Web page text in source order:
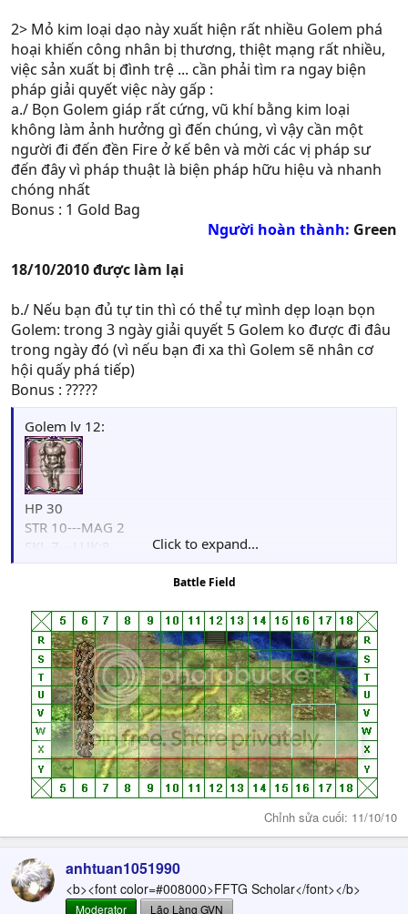
2> Mỏ kim loại dạo này xuất hiện rất nhiều Golem phá
hoại khiến công nhân bị thương, thiệt mạng rất nhiều,
việc sản xuất bị đình trệ ... cần phải tìm ra ngay biện
pháp giải quyết việc này gấp :
a./ Bọn Golem giáp rất cứng, vũ khí bằng kim loại
không làm ảnh hưởng gì đến chúng, vì vậy cần một
người đi đến đền Fire ở kế bên và mời các vị pháp sư
đến đây vì pháp thuật là biện pháp hữu hiệu và nhanh
chóng nhất
Bonus : 1 Gold Bag
Người hoàn thành: Green
18/10/2010 được làm lại
b./ Nếu bạn đủ tự tin thì có thể tự mình dẹp loạn bọn
Golem: trong 3 ngày giải quyết 5 Golem ko được đi đâu
trong ngày đó (vì nếu bạn đi xa thì Golem sẽ nhân cơ
hội quấy phá tiếp)
Bonus : ?????
Golem lv 12:
HP 30
STR 10---MAG 2
SKL 7---LUK:8
AGI 7---Weapon: EvilHands(Always)
Click to expand...
Battle Field
Chỉnh sửa cuối: 11/10/10
anhtuan1051990
<b><font color=#008000>FFTG Scholar</font></b>
Moderator Lão Làng GVN